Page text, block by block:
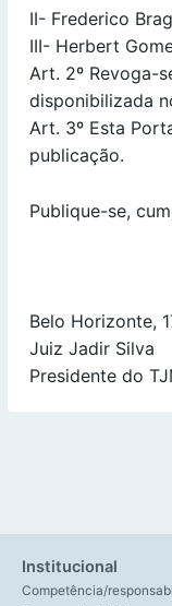
II- Frederico
III- Herbert
Art. 2º Revoga-
disponibilizada
Art. 3º Esta
publicação.
Publique-se,
Belo Horizonte,
Juiz Jadir Silva
Presidente do
Institucional
Competência/